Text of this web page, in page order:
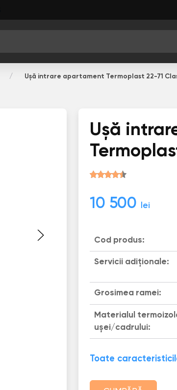
Ușă intrare apartament Termoplast 22-71
Ușă
10 500 lei
Cod produs:
Servicii adiționale:
Grosimea ramei:
Materialul
uşei/cadrului:
Toate